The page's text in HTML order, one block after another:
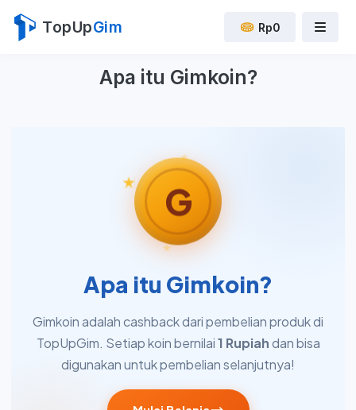
TopUpGim Rp0
Apa itu Gimkoin?
G
Apa itu Gimkoin?
Gimkoin adalah cashback dari pembelian produk di
TopUpGim. Setiap koin bernilai1 Rupiahdan bisa
digunakan untuk pembelian selanjutnya!